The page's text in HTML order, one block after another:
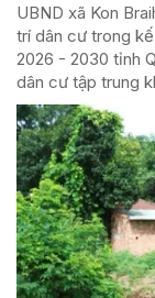
UBND xã Kon
trí dân cư trong
2026 - 2030 tỉnh
dân cư tập trung